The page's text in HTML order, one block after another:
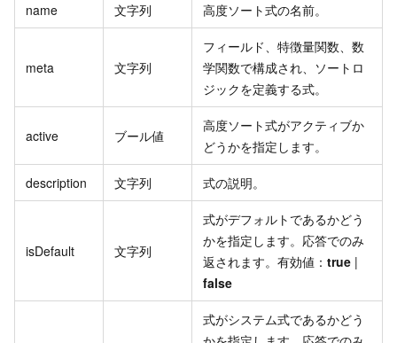
name 文字列 高度ソート式の名前。
meta 文字列
フィールド、特徴量関数、数
学関数で構成され、ソートロ
ジックを定義する式。
active ブール値
高度ソート式がアクティブか
どうかを指定します。
description 文字列 式の説明。
isDefault 文字列
式がデフォルトであるかどう
かを指定します。応答でのみ
返されます。有効値： true |
false
式がシステム式であるかどう